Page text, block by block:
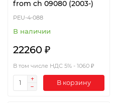
from ch 09080 (2003-)
PEU-4-088
В наличии
22260 ₽
В том числе НДС 5% - 1060 ₽
В корзину